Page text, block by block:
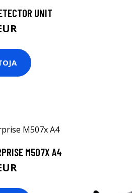
UNIT
M507X A4